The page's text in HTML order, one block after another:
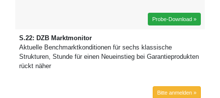
Probe-Download »
S.22: DZB Marktmonitor
Aktuelle Benchmarktkonditionen für sechs klassische
Strukturen, Stunde für einen Neueinstieg bei Garantieprodukten
rückt näher
Bitte anmelden »